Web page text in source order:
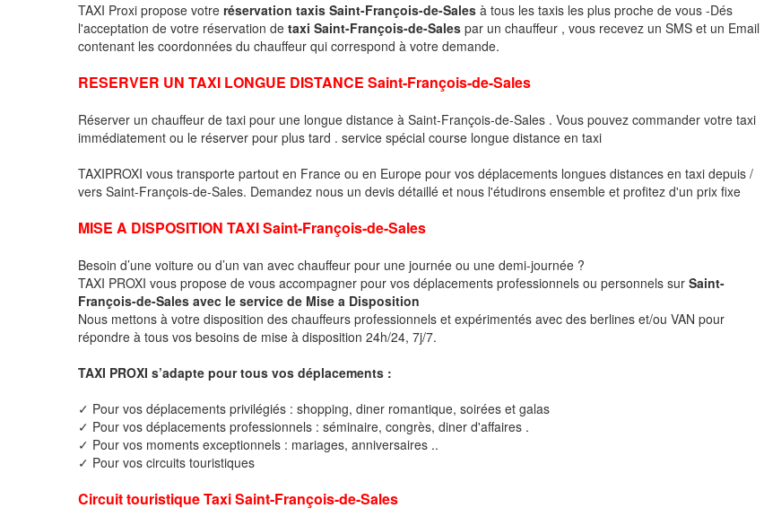
TAXI Proxi propose votre réservation taxis Saint-François-de-Sales à tous les taxis les plus proche de vous -Dés
l'acceptation de votre réservation de taxi Saint-François-de-Sales par un chauffeur , vous recevez un SMS et un Email
contenant les coordonnées du chauffeur qui correspond à votre demande.
RESERVER UN TAXI LONGUE DISTANCE Saint-François-de-Sales
Réserver un chauffeur de taxi pour une longue distance à Saint-François-de-Sales . Vous pouvez commander votre taxi
immédiatement ou le réserver pour plus tard . service spécial course longue distance en taxi
TAXIPROXI vous transporte partout en France ou en Europe pour vos déplacements longues distances en taxi depuis /
vers Saint-François-de-Sales. Demandez nous un devis détaillé et nous l'étudirons ensemble et profitez d'un prix fixe
MISE A DISPOSITION TAXI Saint-François-de-Sales
Besoin d’une voiture ou d’un van avec chauffeur pour une journée ou une demi-journée ?
TAXI PROXI vous propose de vous accompagner pour vos déplacements professionnels ou personnels sur Saint-
François-de-Sales avec le service de Mise a Disposition
Nous mettons à votre disposition des chauffeurs professionnels et expérimentés avec des berlines et/ou VAN pour
répondre à tous vos besoins de mise à disposition 24h/24, 7j/7.
TAXI PROXI s’adapte pour tous vos déplacements :
✓ Pour vos déplacements privilégiés : shopping, diner romantique, soirées et galas
✓ Pour vos déplacements professionnels : séminaire, congrès, diner d'affaires .
✓ Pour vos moments exceptionnels : mariages, anniversaires ..
✓ Pour vos circuits touristiques
Circuit touristique Taxi Saint-François-de-Sales